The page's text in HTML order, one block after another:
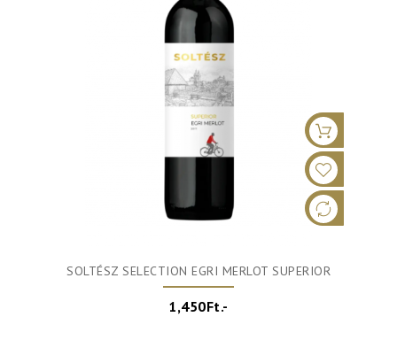
SOLTÉSZ SELECTION EGRI MERLOT SUPERIOR
1,450Ft.-